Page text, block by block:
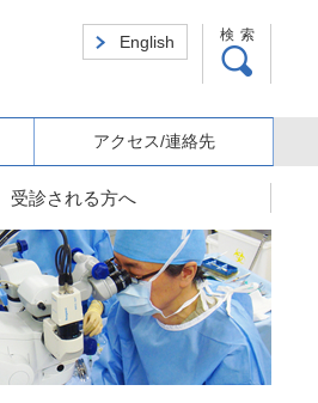
English 検索
アクセス/連絡先
受診される方へ